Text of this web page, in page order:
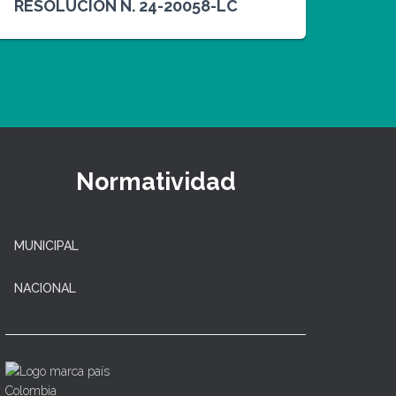
RESOLUCION N. 24-20058-LC
Normatividad
MUNICIPAL
NACIONAL